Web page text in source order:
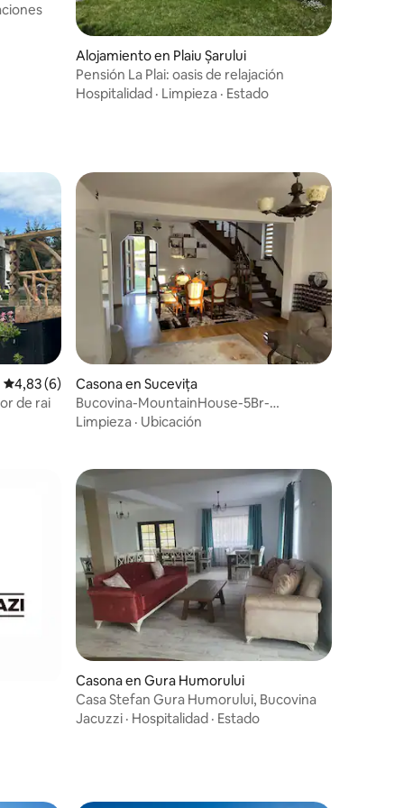
Alojamiento en Plaiu Șarului
Pensión La Plai: oasis de relajación
Hospitalidad · Limpieza · Estado
Calificación promedio: 4,83 de 5. 6 evaluaciones
4,83 (6)
de rai
Casona en Sucevița
Bucovina-MountainHouse-5Br-
Chimenea-Jacuzzi-WiFi
Limpieza · Ubicación
Casona en Gura Humorului
Casa Stefan Gura Humorului, Bucovina
Jacuzzi · Hospitalidad · Estado